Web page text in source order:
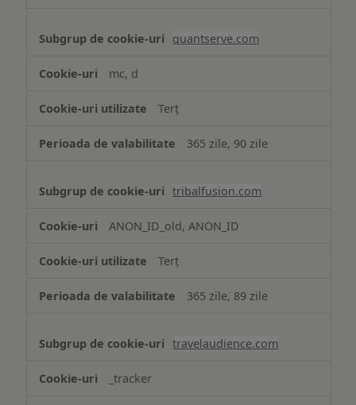
quantserve.com
mc, d
Terț
365 zile, 90 zile
tribalfusion.com
ANON_ID_old, ANON_ID
Terț
365 zile, 89 zile
travelaudience.com
_tracker